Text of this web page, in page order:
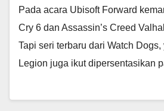
Pada acara Ubisoft Forward
Cry 6 dan Assassin’s Creed
Tapi seri terbaru dari Watch
Legion juga ikut dipersentasikan